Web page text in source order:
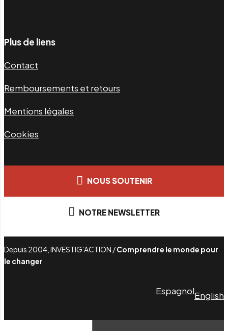
Plus de liens
Contact
Remboursements et retours
Mentions légales
Cookies
NOUS SOUTENIR
NOTRE NEWSLETTER
Depuis 2004, INVESTIG’ACTION /Comprendre le monde pour
le changer
EspagnolEnglish